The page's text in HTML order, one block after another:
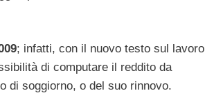
; infatti, con il nuovo testo sul lavoro
di computare il reddito da
di soggiorno, o del suo rinnovo.